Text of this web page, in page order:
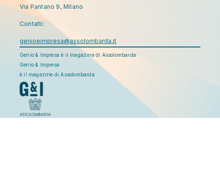
Via Pantano 9, Milano
Contatti:
genioeimpresa@assolombarda.it
Genio & Impresa è il magazine di Assolombarda
Genio & Impresa
è il magazine di Assolombarda